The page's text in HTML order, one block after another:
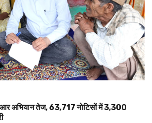
अभियान तेज, 63,717 नोटिसों में 3,300